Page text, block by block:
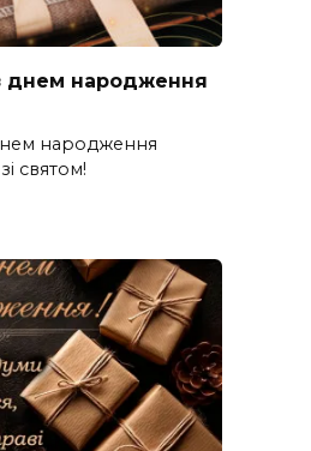
днем народження
народження
святом!